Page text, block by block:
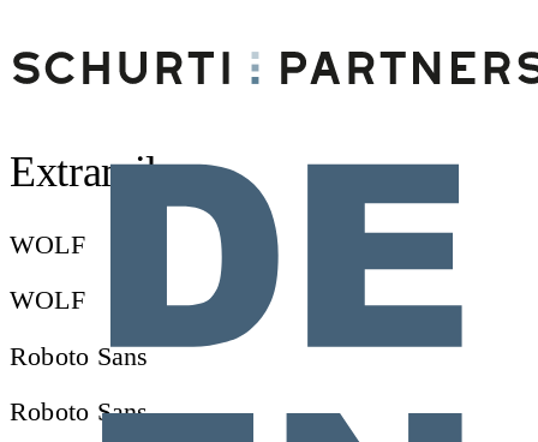
Extramile
WOLF
WOLF
Roboto Sans
Roboto Sans